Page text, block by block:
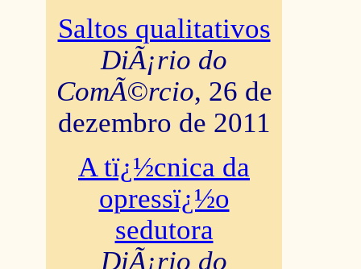
Saltos qualitativos
DiÃ¡rio do
ComÃ©rcio, 26 de
dezembro de 2011
A tï¿½cnica da
opressï¿½o
sedutora
DiÃ¡rio do